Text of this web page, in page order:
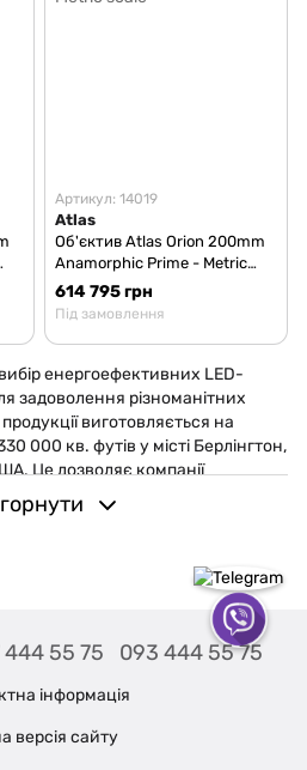
Артикул: 14019
Atlas
Об'єктив Atlas Orion 200mm
Anamorphic Prime - Metric
scale
614 795 грн
Під замовлення
енергоефективних LED-
задоволення різноманітних
виготовляється на
000 кв. футів у місті Берлінгтон,
Це дозволяє компанії
виробнича потужність
виконання замовлень та швидку
замовлень
проекти під замовлення.
444 55 75 093 444 55 75
інформація
версія сайту